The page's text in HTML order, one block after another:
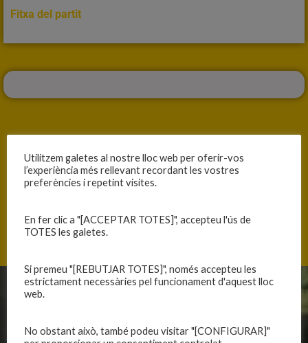
Fitxa del partit
ANTERIOR
EL TÚNEL DEL TERROR
CLUB
Història
Primer equip masculí
Utilitzem galetes al nostre lloc web per oferir-vos
l’experiència més rellevant recordant les vostres
preferències i repetint visites.
En fer clic a "[ACCEPTAR TOTES]", accepteu l'ús de
TOTES les galetes.
Si premeu "[REBUTJAR TOTES]", només accepteu les
estrictament necessàries pel funcionament d'aquest lloc
web.
No obstant això, també podeu visitar "[CONFIGURAR]"